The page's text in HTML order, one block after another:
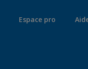
Espace pro